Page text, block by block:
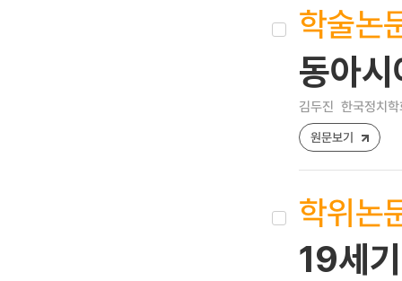
학술논
동아
김두진 한국정치
원문보기
학위논
19세